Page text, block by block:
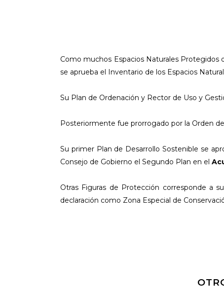
Como muchos Espacios Naturales Protegidos
se aprueba el Inventario de los Espacios
Su Plan de Ordenación y Rector de Uso y
Posteriormente fue prorrogado por la Orden
Su primer Plan de Desarrollo Sostenible se
Consejo de Gobierno el Segundo Plan en el
Otras Figuras de Protección corresponde a
declaración como Zona Especial de